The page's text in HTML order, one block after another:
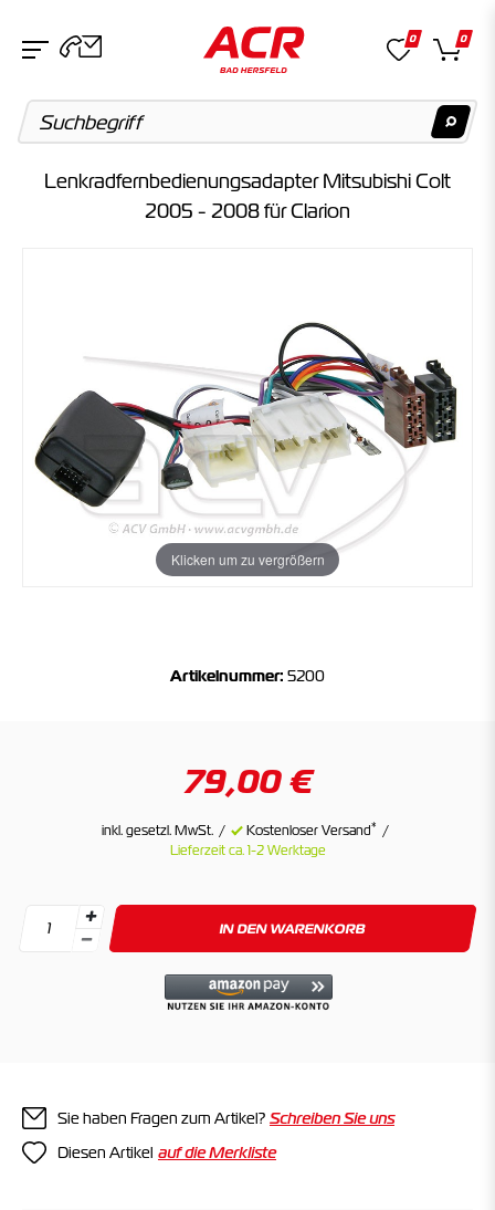
Kategorien
Keine Suchergebnisse gefunden.
0 0
Lenkradfernbedienungsadapter Mitsubishi Colt
2005 - 2008 für Clarion
Klicken um zu vergrößern
Artikelnummer: 5200
79,00 €
inkl. gesetzl. MwSt. Kostenloser Versand*
Lieferzeit ca. 1-2 Werktage
IN DEN WARENKORB
Sie haben Fragen zum Artikel? Schreiben Sie uns
Diesen Artikel